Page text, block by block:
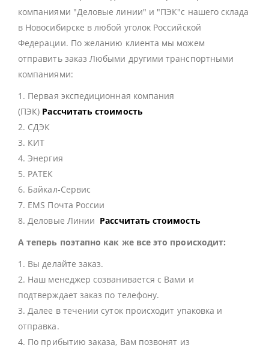
компаниями "Деловые линии" и "ПЭК"с нашего склада
в Новосибирске в любой уголок Российской
Федерации. По желанию клиента мы можем
отправить заказ Любыми другими транспортными
компаниями:
1. Первая экспедиционная компания
(ПЭК) Рассчитать стоимость
2. СДЭК
3. КИТ
4. Энергия
5. РАТЕК
6. Байкал-Сервис
7. EMS Почта России
8. Деловые Линии Рассчитать стоимость
А теперь поэтапно как же все это происходит:
1. Вы делайте заказ.
2. Наш менеджер созванивается с Вами и
подтверждает заказ по телефону.
3. Далее в течении суток происходит упаковка и
отправка.
4. По прибытию заказа, Вам позвонят из